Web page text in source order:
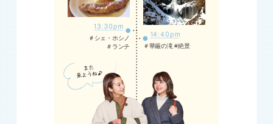
＃シェ・ホシノ
＃ランチ
＃華厳の滝 #絶景